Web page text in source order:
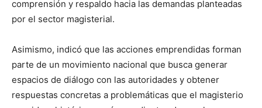
comprensión y respaldo hacia las demandas planteadas
por el sector magisterial.
Asimismo, indicó que las acciones emprendidas forman
parte de un movimiento nacional que busca generar
espacios de diálogo con las autoridades y obtener
respuestas concretas a problemáticas que el magisterio